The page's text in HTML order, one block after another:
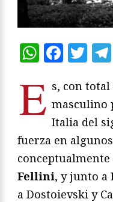
E s, con
masculino
Italia del
fuerza en
conceptualmente
Fellini, y junto a
a Dostoievski y